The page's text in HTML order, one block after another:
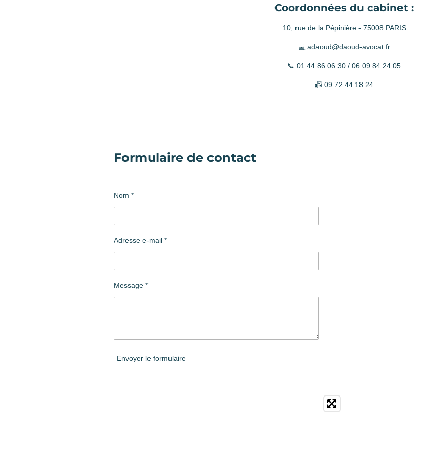
Coordonnées du cabinet :
10, rue de la Pépinière - 75008 PARIS
💻 adaoud@daoud-avocat.fr
📞 01 44 86 06 30 / 06 09 84 24 05
📠 09 72 44 18 24
Formulaire de contact
Nom *
Adresse e-mail *
Message *
Envoyer le formulaire